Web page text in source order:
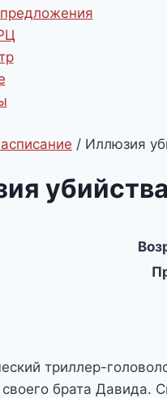
/ Иллюзия
убийства
триллер-
брата Давида.